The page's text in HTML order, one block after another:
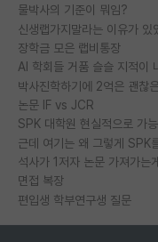
물박사의 기준이 뭐임?
신생랩가지말라는 이유가 있
장학금 모은 랩비통장
AI 학회들 거품 슬슬 지적이
논문 IF vs JCR
SPK 대학원 현실적으로 가
근데 여기는 왜 그렇게 SPK
석사가 1저자 논문 가져가는
면접 복장
편입생 학부연구생 질문